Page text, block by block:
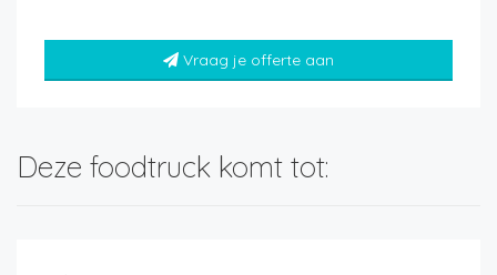
Vraag je offerte aan
Deze foodtruck komt tot: